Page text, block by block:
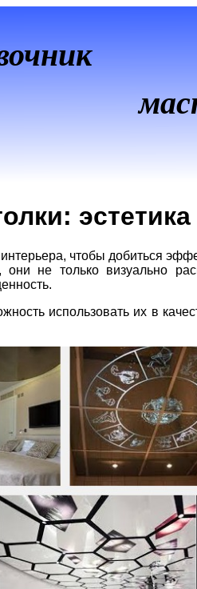
чтобы добиться
они не только визуально
использовать их в